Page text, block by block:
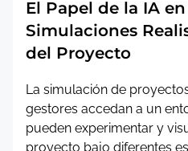
El Papel de la IA
Simulaciones
del Proyecto
La simulación de
gestores accedan a un
pueden experimentar y
proyecto bajo diferentes